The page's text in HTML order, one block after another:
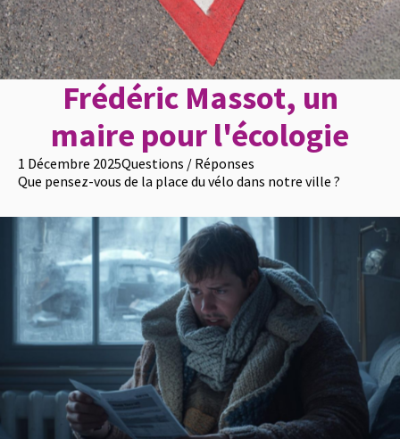
Frédéric Massot, un
maire pour l'écologie
1 Décembre 2025Questions / Réponses
Que pensez-vous de la place du vélo dans notre ville ?